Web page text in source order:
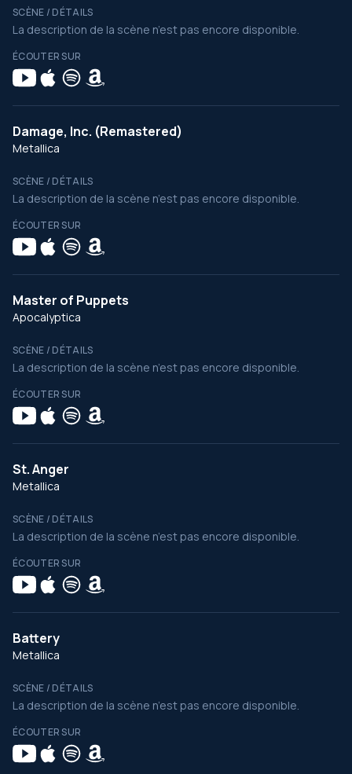
SCÈNE / DÉTAILS
La description de la scène n’est pas encore disponible.
ÉCOUTER SUR
Damage, Inc. (Remastered)
Metallica
SCÈNE / DÉTAILS
La description de la scène n’est pas encore disponible.
ÉCOUTER SUR
Master of Puppets
Apocalyptica
SCÈNE / DÉTAILS
La description de la scène n’est pas encore disponible.
ÉCOUTER SUR
St. Anger
Metallica
SCÈNE / DÉTAILS
La description de la scène n’est pas encore disponible.
ÉCOUTER SUR
Battery
Metallica
SCÈNE / DÉTAILS
La description de la scène n’est pas encore disponible.
ÉCOUTER SUR